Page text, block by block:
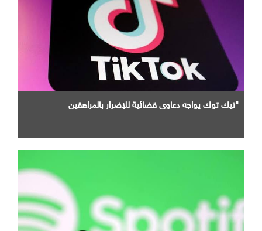
"تيك توك يواجه دعاوى قضائية للإضرار بالمراهقين